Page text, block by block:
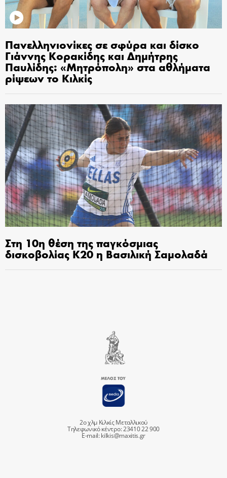
Πανελληνιονίκες σε σφύρα και δίσκο
Γιάννης Κορακίδης και Δημήτρης
Παυλίδης: «Μητρόπολη» στα αθλήματα
ρίψεων το Κιλκίς
Στη 10η θέση της παγκόσμιας
δισκοβολίας Κ20 η Βασιλική Σαμολαδά
2ο χλμ Κιλκίς Μεταλλικού
Τηλεφωνικό κέντρο: 23410 22 900
E-mail:kilkis@maxitis.gr